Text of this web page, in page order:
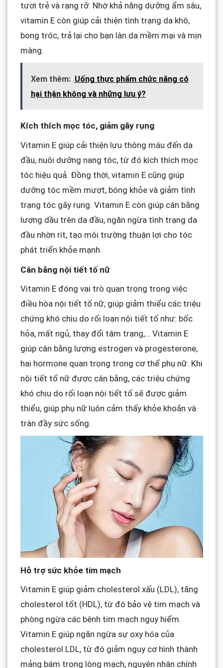
tươi trẻ và rạng rỡ. Nhờ khả năng dưỡng ẩm sâu,
vitamin E còn giúp cải thiện tình trạng da khô,
bong tróc, trả lại cho bạn làn da mềm mại và mịn
màng.
Xem thêm: Uống thực phẩm chức năng có
hại thận không và những lưu ý?
Kích thích mọc tóc, giảm gãy rụng
Vitamin E giúp cải thiện lưu thông máu đến da
đầu, nuôi dưỡng nang tóc, từ đó kích thích mọc
tóc hiệu quả. Đồng thời, vitamin E cũng giúp
dưỡng tóc mềm mượt, bóng khỏe và giảm tình
trạng tóc gãy rụng. Vitamin E còn giúp cân bằng
lượng dầu trên da đầu, ngăn ngừa tình trạng da
đầu nhờn rít, tạo môi trường thuận lợi cho tóc
phát triển khỏe mạnh.
Cân bằng nội tiết tố nữ
Vitamin E đóng vai trò quan trọng trong việc
điều hòa nội tiết tố nữ, giúp giảm thiểu các triệu
chứng khó chịu do rối loạn nội tiết tố như: bốc
hỏa, mất ngủ, thay đổi tâm trạng,… Vitamin E
giúp cân bằng lượng estrogen và progesterone,
hai hormone quan trọng trong cơ thể phụ nữ. Khi
nội tiết tố nữ được cân bằng, các triệu chứng
khó chịu do rối loạn nội tiết tố sẽ được giảm
thiểu, giúp phụ nữ luôn cảm thấy khỏe khoắn và
tràn đầy sức sống.
Hỗ trợ sức khỏe tim mạch
Vitamin E giúp giảm cholesterol xấu (LDL), tăng
cholesterol tốt (HDL), từ đó bảo vệ tim mạch và
phòng ngừa các bệnh tim mạch nguy hiểm.
Vitamin E giúp ngăn ngừa sự oxy hóa của
cholesterol LDL, từ đó giảm nguy cơ hình thành
mảng bám trong lòng mạch, nguyên nhân chính